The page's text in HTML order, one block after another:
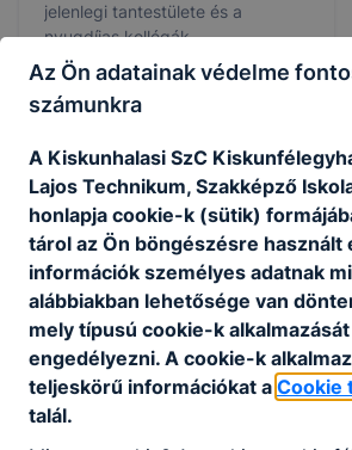
jelenlegi tantestülete és a
nyugdíjas kollégák.
2026. júl.
14.
Félegyházi
Az Ön adatainak védelme
számunkra
A Kiskunhalasi SzC
Lajos Technikum, Szakképző
honlapja cookie-k (sütik)
tárol az Ön böngészésre használt
információk személyes adatnak
alábbiakban lehetősége van
mely típusú cookie-k
engedélyezni. A cookie-k
teljeskörű információkat a Cookie
talál.